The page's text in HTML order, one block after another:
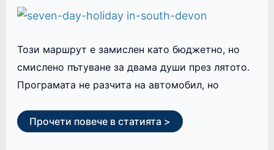
Този маршрут е замислен като бюджетно, но
смислено пътуване за двама души през лятото.
Програмата не разчита на автомобил, но
Прочети повече в статията >